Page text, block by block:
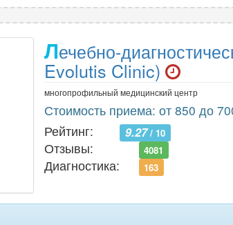
Лечебно-
Evolutis Clinic)
многопрофильный медицинский центр
Стоимость приема: от 850 до
Рейтинг:
9.27/ 10
Отзывы: 4081
Диагностика: 163